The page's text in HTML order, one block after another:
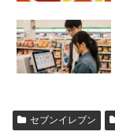
セブンイレブン